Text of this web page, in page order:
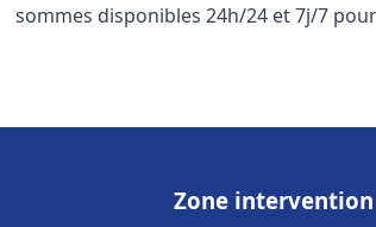
sommes disponibles 24h/24 et 7j/7
Zone intervention